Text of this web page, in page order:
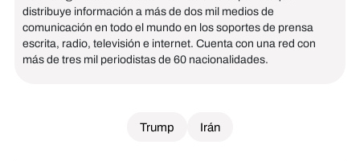
distribuye información a más de dos mil medios de
comunicación en todo el mundo en los soportes de prensa
escrita, radio, televisión e internet. Cuenta con una red con
más de tres mil periodistas de 60 nacionalidades.
Trump Irán